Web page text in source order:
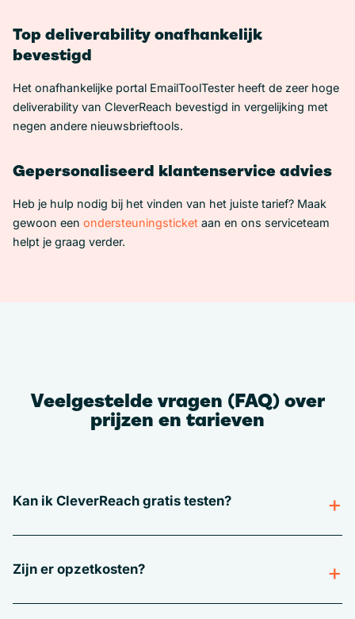
Top deliverability onafhankelijk
bevestigd
Het onafhankelijke portal EmailToolTester heeft de zeer hoge
deliverability van CleverReach bevestigd in vergelijking met
negen andere nieuwsbrieftools.
Gepersonaliseerd klantenservice advies
Heb je hulp nodig bij het vinden van het juiste tarief? Maak
gewoon een ondersteuningsticket aan en ons serviceteam
helpt je graag verder.
Veelgestelde vragen (FAQ) over
prijzen en tarieven
Kan ik CleverReach gratis testen?
Zijn er opzetkosten?